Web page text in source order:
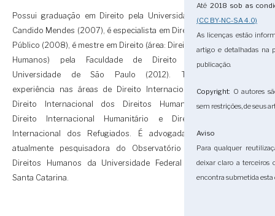
Possui graduação em Direito pela Universidade
Candido Mendes (2007), é especialista em Direito
Público (2008), é mestre em Direito (área: Direitos
Humanos) pela Faculdade de Direito da
Universidade de São Paulo (2012). Tem
experiência nas áreas de Direito Internacional,
Direito Internacional dos Direitos Humanos,
Direito Internacional Humanitário e Direito
Internacional dos Refugiados. É advogada e
atualmente pesquisadora do Observatório de
Direitos Humanos da Universidade Federal de
Santa Catarina.
Até 2018 sob as
(CC BY-NC-SA 4.0)
As licenças estão
artigo e detalhadas na
publicação.
Copyright: O autores
sem restrições, de seus
Aviso
Para qualquer
deixar claro a terceiros
encontra submetida esta